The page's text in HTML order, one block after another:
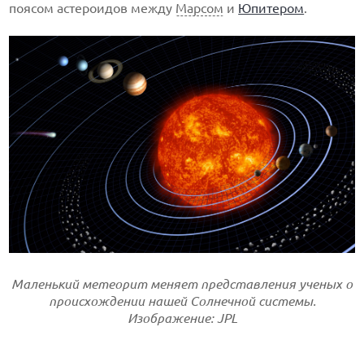
поясом астероидов между Марсом и Юпитером.
Маленький метеорит меняет представления ученых о
происхождении нашей Солнечной системы.
Изображение: JPL